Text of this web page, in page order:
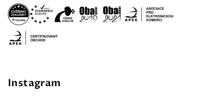
Instagram